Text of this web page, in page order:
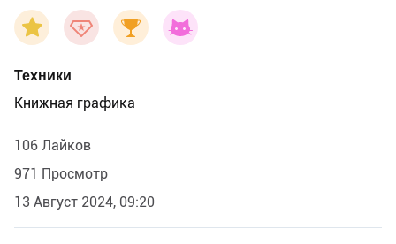
Техники
Книжная графика
106 Лайков
971 Просмотр
13 Август 2024, 09:20